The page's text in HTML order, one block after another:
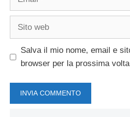
Sito
Salva il mio nome, email e
browser per la prossima